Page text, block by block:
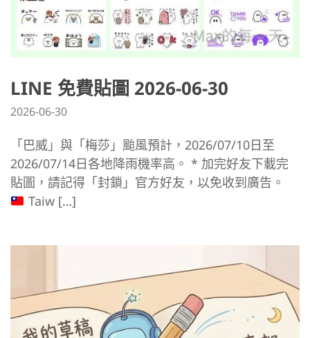
LINE 免費貼圖 2026-06-30
2026-06-30
「巴威」與「梅莎」颱風預計，2026/07/10日至
2026/07/14日各地降雨機率高。 * 加完好友下載完
貼圖，請記得「封鎖」官方好友，以免收到廣告。
Taiw […]